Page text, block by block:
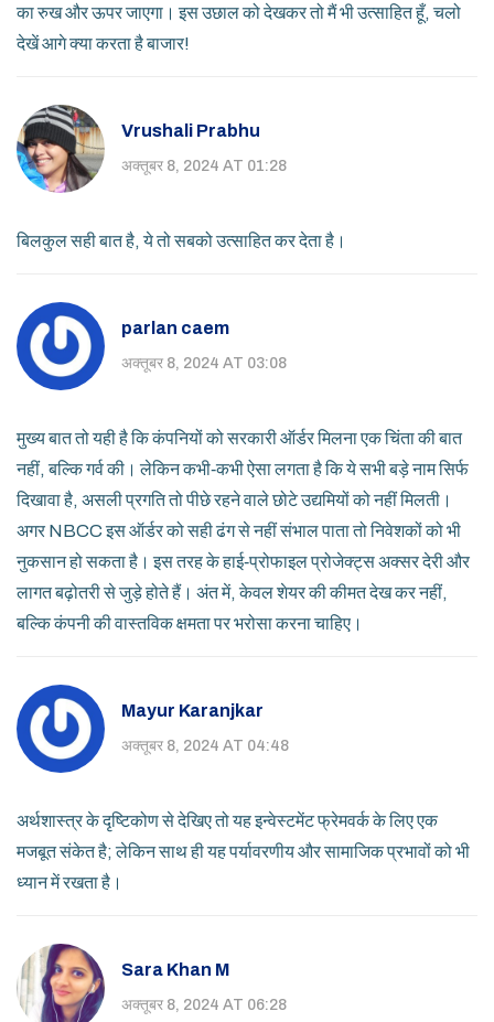
का रुख और ऊपर जाएगा। इस उछाल को देखकर तो मैं भी उत्साहित हूँ, चलो
देखें आगे क्या करता है बाजार!
Vrushali Prabhu
अक्तूबर 8, 2024 AT 01:28
बिलकुल सही बात है, ये तो सबको उत्साहित कर देता है।
parlan caem
अक्तूबर 8, 2024 AT 03:08
मुख्य बात तो यही है कि कंपनियों को सरकारी ऑर्डर मिलना एक चिंता की बात
नहीं, बल्कि गर्व की। लेकिन कभी‑कभी ऐसा लगता है कि ये सभी बड़े नाम सिर्फ
दिखावा है, असली प्रगति तो पीछे रहने वाले छोटे उद्यमियों को नहीं मिलती।
अगर NBCC इस ऑर्डर को सही ढंग से नहीं संभाल पाता तो निवेशकों को भी
नुकसान हो सकता है। इस तरह के हाई‑प्रोफाइल प्रोजेक्ट्स अक्सर देरी और
लागत बढ़ोतरी से जुड़े होते हैं। अंत में, केवल शेयर की कीमत देख कर नहीं,
बल्कि कंपनी की वास्तविक क्षमता पर भरोसा करना चाहिए।
Mayur Karanjkar
अक्तूबर 8, 2024 AT 04:48
अर्थशास्त्र के दृष्टिकोण से देखिए तो यह इन्वेस्टमेंट फ्रेमवर्क के लिए एक
मजबूत संकेत है; लेकिन साथ ही यह पर्यावरणीय और सामाजिक प्रभावों को भी
ध्यान में रखता है।
Sara Khan M
अक्तूबर 8, 2024 AT 06:28